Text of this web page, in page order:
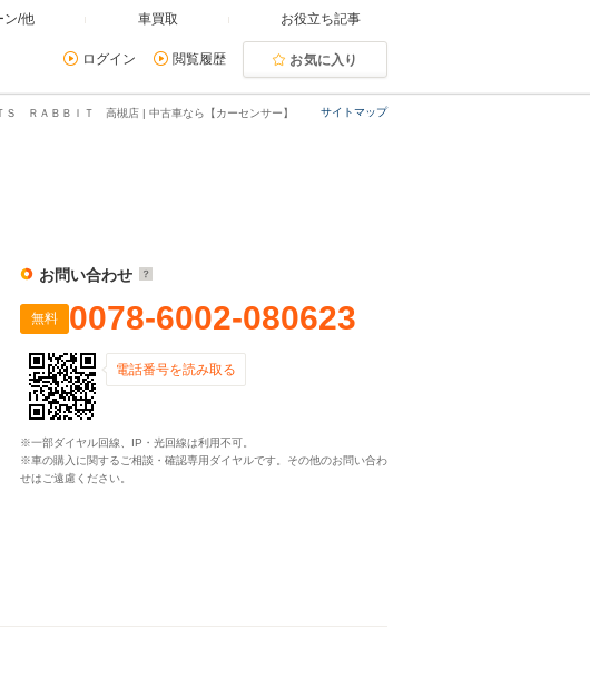
ン/他 車買取 お役立ち記事
ログイン 閲覧履歴 お気に入り
サイトマップ
Ｓ ＲＡＢＢＩＴ 高槻店 | 中古車なら【カーセンサー】
お問い合わせ
無料 0078-6002-080623
電話番号を読み取る
※一部ダイヤル回線、IP・光回線は利用不可。
※車の購入に関するご相談・確認専用ダイヤルです。その他のお問い合わ
せはご遠慮ください。